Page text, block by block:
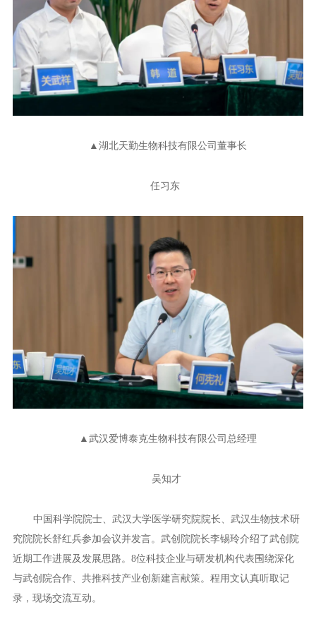
▲湖北天勤生物科技有限公司董事长
任习东
▲武汉爱博泰克生物科技有限公司总经理
吴知才
中国科学院院士、武汉大学医学研究院院长、武汉生物技术研
究院院长舒红兵参加会议并发言。武创院院长李锡玲介绍了武创院
近期工作进展及发展思路。8位科技企业与研发机构代表围绕深化
与武创院合作、共推科技产业创新建言献策。程用文认真听取记
录，现场交流互动。